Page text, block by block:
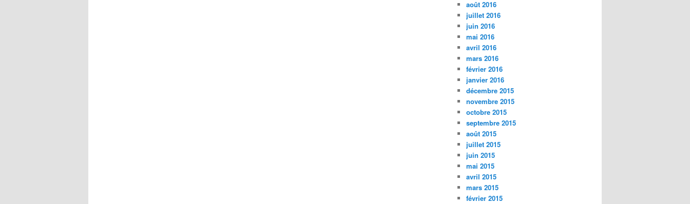
août 2016
juillet 2016
juin 2016
mai 2016
avril 2016
mars 2016
février 2016
janvier 2016
décembre 2015
novembre 2015
octobre 2015
septembre 2015
août 2015
juillet 2015
juin 2015
mai 2015
avril 2015
mars 2015
février 2015